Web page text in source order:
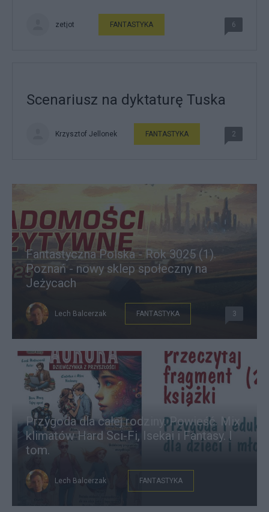
zetjot FANTASTYKA 6
Scenariusz na dyktaturę Tuska
Krzysztof Jellonek FANTASTYKA 2
Fantastyczna Polska - Rok 3025 (1).
Poznań - nowy sklep społeczny na
Jeżycach
Lech Balcerzak FANTASTYKA 3
Przygoda dla całej rodziny. Powieść. Mix
klimatów Hard Sci-Fi, Isekai i Fantasy. I
tom.
Lech Balcerzak FANTASTYKA